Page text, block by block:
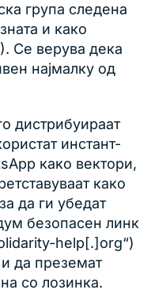
група следена
и како
Се верува дека
најмалку од
дистрибуираат
инстант-
како вектори,
како
да ги убедат
безопасен линк
help[.]org“)
и да преземат
со лозинка.